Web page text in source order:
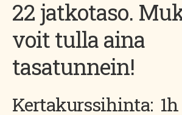
22 jatkotaso.
voit tulla aina
tasatunnein!
Kertakurssihinta: 1h